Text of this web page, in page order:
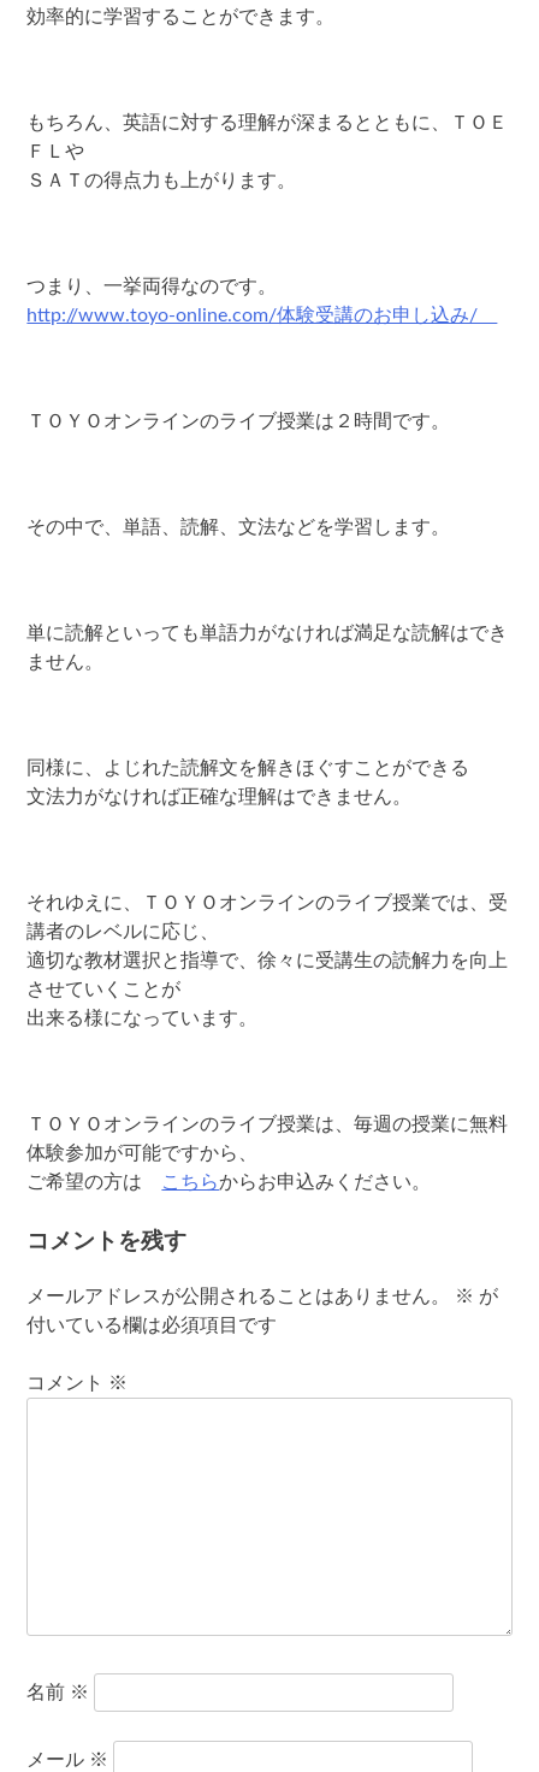
効率的に学習することができます。
もちろん、英語に対する理解が深まるとともに、ＴＯＥ
ＦＬや
ＳＡＴの得点力も上がります。
つまり、一挙両得なのです。
http://www.toyo-online.com/体験受講のお申し込み/
ＴＯＹＯオンラインのライブ授業は２時間です。
その中で、単語、読解、文法などを学習します。
単に読解といっても単語力がなければ満足な読解はでき
ません。
同様に、よじれた読解文を解きほぐすことができる
文法力がなければ正確な理解はできません。
それゆえに、ＴＯＹＯオンラインのライブ授業では、受
講者のレベルに応じ、
適切な教材選択と指導で、徐々に受講生の読解力を向上
させていくことが
出来る様になっています。
ＴＯＹＯオンラインのライブ授業は、毎週の授業に無料
体験参加が可能ですから、
ご希望の方は
こちらからお申込みください。
コメントを残す
メールアドレスが公開されることはありません。 ※ が
付いている欄は必須項目です
コメント ※
名前 ※
メール ※